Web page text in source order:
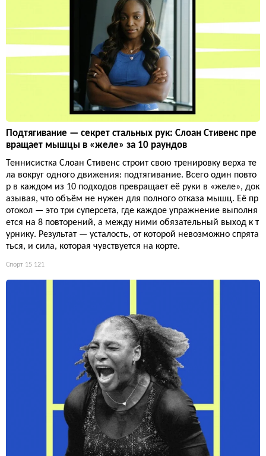
Подтягивание — секрет стальных рук: Слоан Стивенс пре
вращает мышцы в «желе» за 10 раундов
Теннисистка Слоан Стивенс строит свою тренировку верха те
ла вокруг одного движения: подтягивание. Всего один повто
р в каждом из 10 подходов превращает её руки в «желе», док
азывая, что объём не нужен для полного отказа мышц. Её пр
отокол — это три суперсета, где каждое упражнение выполня
ется на 8 повторений, а между ними обязательный выход к т
урнику. Результат — усталость, от которой невозможно спрята
ться, и сила, которая чувствуется на корте.
Спорт 15 121